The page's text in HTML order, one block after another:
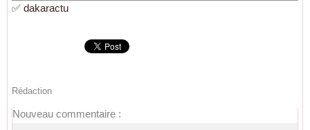
✅ dakaractu
Rédaction
Nouveau commentaire :